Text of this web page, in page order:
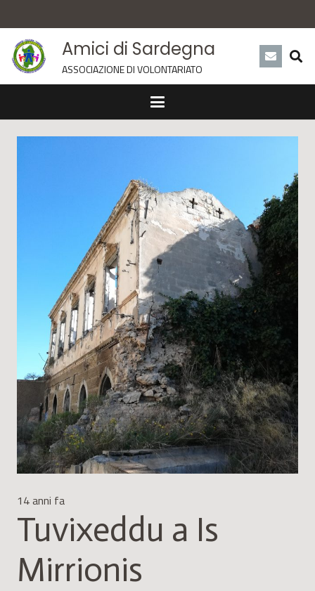
Amici di Sardegna
ASSOCIAZIONE DI VOLONTARIATO
14 anni fa
Tuvixeddu a Is
Mirrionis